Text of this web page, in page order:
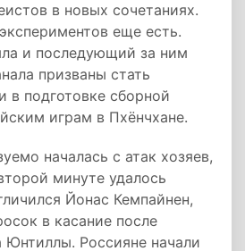
в новых сочетаниях.
еще есть.
и последующий за ним
призваны стать
в подготовке сборной
играм в Пхёнчхане.
началась с атак хозяев,
минуте удалось
Йонас Кемпайнен,
в касание после
Россияне начали